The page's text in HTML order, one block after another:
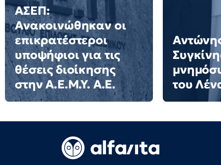
ΑΣΕΠ:
Ανακοινώθηκαν οι
επικρατέστεροι
υποψήφιοι για τις
θέσεις διοίκησης
στην Α.Ε.Μ.Υ. Α.Ε.
του